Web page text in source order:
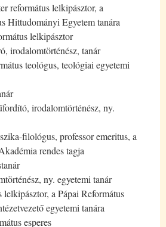
református lelkipásztor, a
Hittudományi Egyetem tanára
lelkipásztor
irodalomtörténész, tanár
teológus, teológiai egyetemi
irodalomtörténész, ny.
filológus, professor emeritus, a
rendes tagja
ny. egyetemi tanár
a Pápai Református
egyetemi tanára
esperes